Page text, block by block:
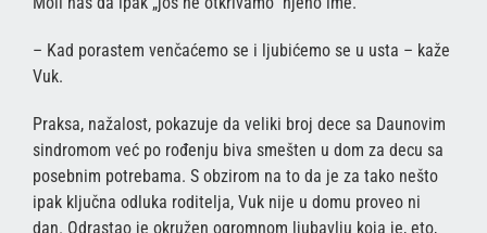
– Kad porastem venčaćemo se i ljubićemo se u usta – kaže
Vuk.
Praksa, nažalost, pokazuje da veliki broj dece sa Daunovim
sindromom već po rođenju biva smešten u dom za decu sa
posebnim potrebama. S obzirom na to da je za tako nešto
ipak ključna odluka roditelja, Vuk nije u domu proveo ni
dan. Odrastao je okružen ogromnom ljubavlju koja je, eto,